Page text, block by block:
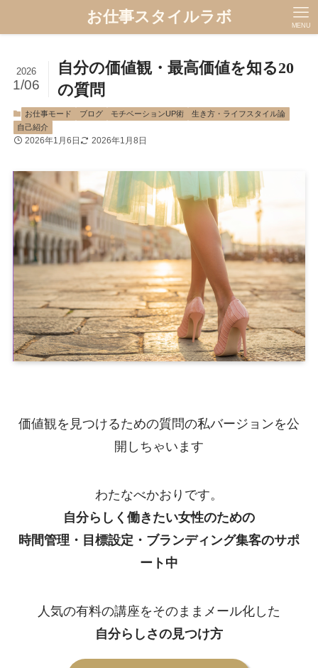
お仕事スタイルラボ MENU
自分の価値観・最高価値を知る20
の質問
2026
1/06
お仕事モード ブログ モチベーションUP術
生き方・ライフスタイル論
自己紹介
2026年1月6日 2026年1月8日
価値観を見つけるための質問の私バージョンを公
開しちゃいます
わたなべかおりです。
自分らしく働きたい女性のための
時間管理・目標設定・ブランディング集客のサポ
ート中
人気の有料の講座をそのままメール化した
自分らしさの見つけ方